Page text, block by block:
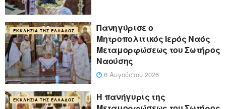
ΕΚΚΛΗΣΊΑ ΤΗΣ ΕΛΛΆΔΟΣ
Πανηγύρισε ο
Μητροπολιτικός Ιερός Ναός
Μεταμορφώσεως του Σωτήρος
Ναούσης
6 Αυγούστου 2026
ΕΚΚΛΗΣΊΑ ΤΗΣ ΕΛΛΆΔΟΣ
Η πανήγυρις της